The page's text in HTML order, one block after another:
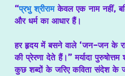
“प्रभु श्रीरामकेवल एक नाम नहीं,
और धर्म का आधार हैं।
हर हृदय में बसने वाले ‘जन-जन के
की प्रेरणा देते हैं।” मर्यादा
कुछ शब्दों के जरिए कविता संदेश के